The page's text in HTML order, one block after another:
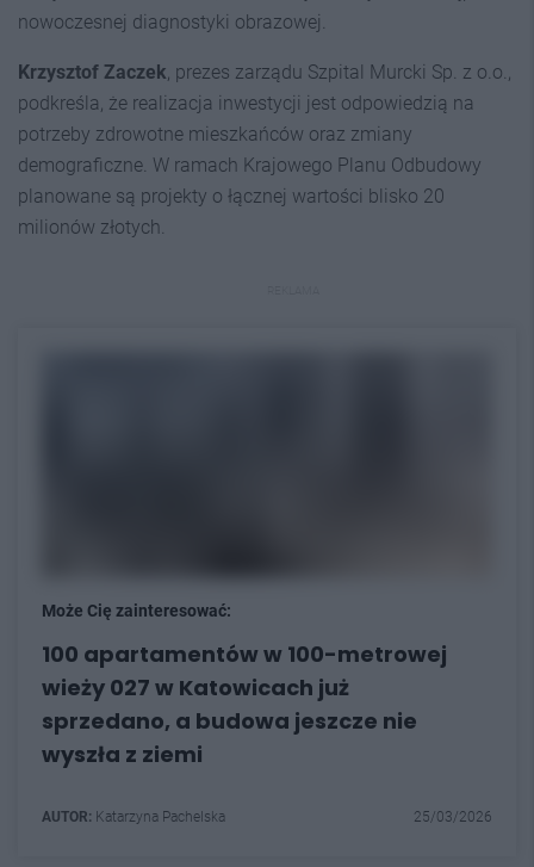
nowoczesnej diagnostyki obrazowej.
Krzysztof Zaczek, prezes zarządu Szpital Murcki Sp. z o.o.,
podkreśla, że realizacja inwestycji jest odpowiedzią na
potrzeby zdrowotne mieszkańców oraz zmiany
demograficzne. W ramach Krajowego Planu Odbudowy
planowane są projekty o łącznej wartości blisko 20
milionów złotych.
Może Cię zainteresować:
100 apartamentów w 100-metrowej
wieży 027 w Katowicach już
sprzedano, a budowa jeszcze nie
wyszła z ziemi
AUTOR: Katarzyna Pachelska 25/03/2026